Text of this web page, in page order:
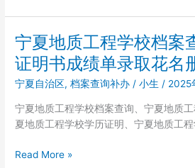
册
办
毕
业
证
明
成
绩
录
业
学
校
档
案
查
补
宁夏地质工程学校档案
证明书成绩单录取花名
宁夏自治区,档案查询补办 /小生/ 2025
宁夏地质工程学校档案查询、宁夏地质
夏地质工程学校学历证明、宁夏地质工
宁
Read More »